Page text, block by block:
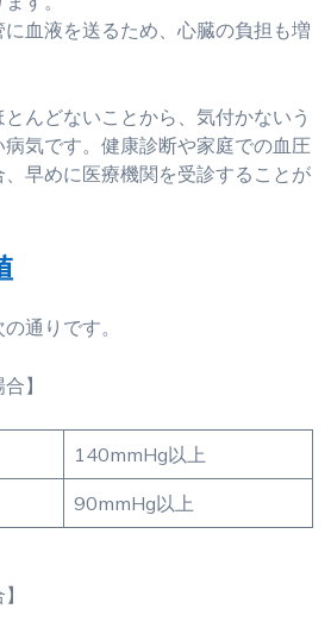
血液を送るため、心臓の負担も増
んどないことから、気付かないう
気です。健康診断や家庭での血圧
早めに医療機関を受診することが
通りです。
】
140mmHg以上
90mmHg以上